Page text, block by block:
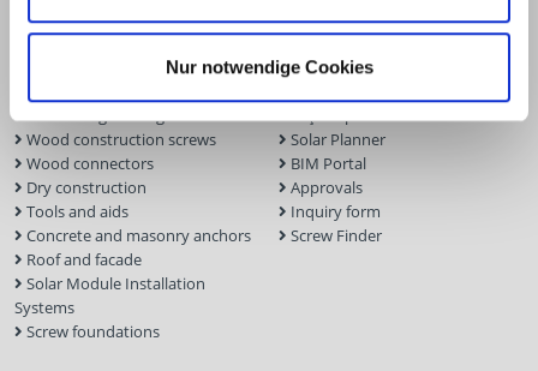
Nur notwendige Cookies
Products
Deck construction and
Timber engineering
Wood construction screws
Wood connectors
Dry construction
Tools and aids
Concrete and masonry anchors
Roof and facade
Solar Module Installation
Systems
Screw foundations
Service
Deck software
Façade planner
Solar Planner
BIM Portal
Approvals
Inquiry form
Screw Finder